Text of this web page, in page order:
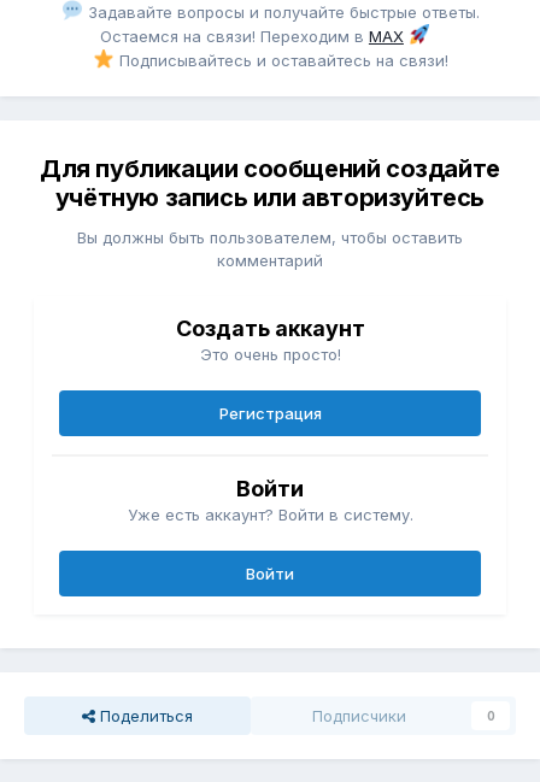
Задавайте вопросы и получайте быстрые ответы.
Остаемся на связи! Переходим в MAX
Подписывайтесь и оставайтесь на связи!
Для публикации сообщений создайте
учётную запись или авторизуйтесь
Вы должны быть пользователем, чтобы оставить
комментарий
Создать аккаунт
Это очень просто!
Регистрация
Войти
Уже есть аккаунт? Войти в систему.
Войти
Поделиться Подписчики 0